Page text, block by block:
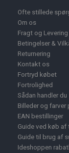
Ofte stillede
Om os
Fragt og Levering
Betingelser &
Returnering
Kontakt os
Fortryd købet
Fortrolighed
Sådan handler du
Billeder og farver
EAN bestillinger
Guide ved køb
Guide til brug af
Ideshoppen